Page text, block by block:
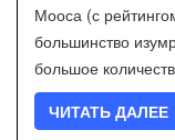
Мооса (с
большинство
большое
ЧИТАТЬ ДАЛЕЕ